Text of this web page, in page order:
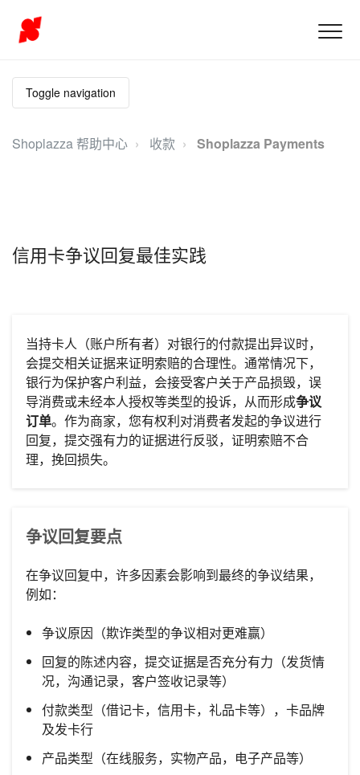
Toggle navigation
Shoplazza 帮助中心 收款 Shoplazza Payments
信用卡争议回复最佳实践
当持卡人（账户所有者）对银行的付款提出异议时，
会提交相关证据来证明索赔的合理性。通常情况下，
银行为保护客户利益，会接受客户关于产品损毁，误
导消费或未经本人授权等类型的投诉，从而形成争议
订单。作为商家，您有权利对消费者发起的争议进行
回复，提交强有力的证据进行反驳，证明索赔不合
理，挽回损失。
争议回复要点
在争议回复中，许多因素会影响到最终的争议结果，
例如：
争议原因（欺诈类型的争议相对更难赢）
回复的陈述内容，提交证据是否充分有力（发货情
况，沟通记录，客户签收记录等）
付款类型（借记卡，信用卡，礼品卡等），卡品牌
及发卡行
产品类型（在线服务，实物产品，电子产品等）